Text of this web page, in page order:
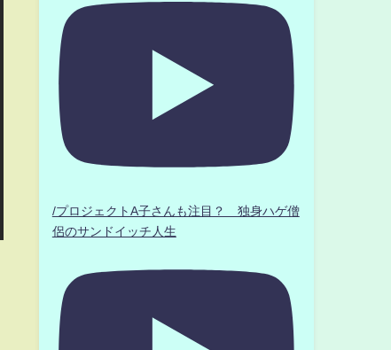
/プロジェクトA子さんも注目？ 独身ハゲ僧
侶のサンドイッチ人生